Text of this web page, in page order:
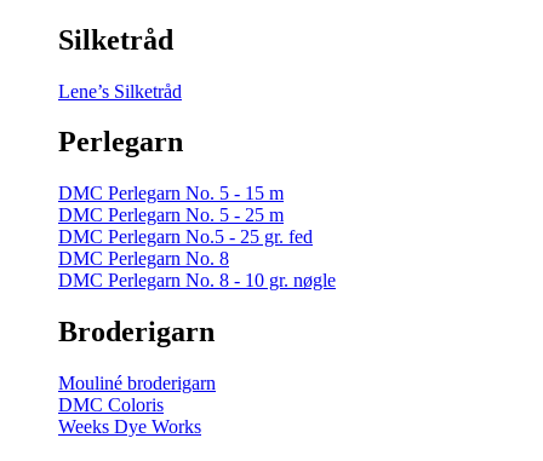
Silketråd
Lene’s Silketråd
Perlegarn
DMC Perlegarn No. 5 - 15 m
DMC Perlegarn No. 5 - 25 m
DMC Perlegarn No.5 - 25 gr. fed
DMC Perlegarn No. 8
DMC Perlegarn No. 8 - 10 gr. nøgle
Broderigarn
Mouliné broderigarn
DMC Coloris
Weeks Dye Works